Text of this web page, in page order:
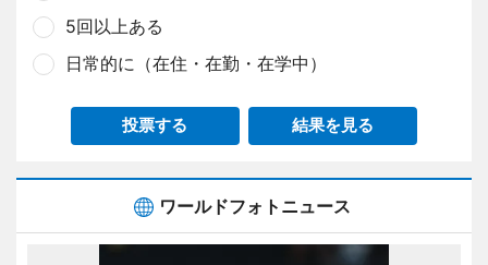
5回以上ある
日常的に（在住・在勤・在学中）
投票する 結果を見る
ワールドフォトニュース